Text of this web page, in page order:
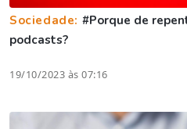
Sociedade: #Porque de
podcasts?
19/10/2023 às 07:16